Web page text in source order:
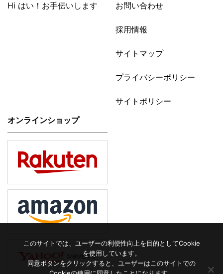
Hi はい！お手伝いします お問い合わせ
採用情報
サイトマップ
プライバシーポリシー
サイトポリシー
オンラインショップ
このサイトでは、ユーザーの利便性向上を目的としてCookie
を使用しています。
同意ボタンをクリックすると、ユーザーはこのサイトでの